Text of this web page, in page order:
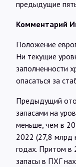
предыдущие
Комментарий
Положение
Ни текущие
заполненности
опасаться за
Предыдущий
запасами на
меньше, чем в
2022 (27,8 млрд
годах. Притом в
запасы в ПХГ